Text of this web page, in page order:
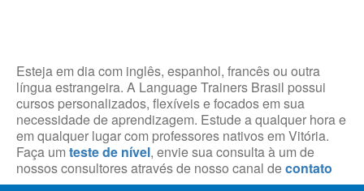
Esteja em dia com inglês, espanhol, francês ou outra
língua estrangeira. A Language Trainers Brasil possui
cursos personalizados, flexíveis e focados em sua
necessidade de aprendizagem. Estude a qualquer hora e
em qualquer lugar com professores nativos em Vitória.
Faça um teste de nível, envie sua consulta à um de
nossos consultores através de nosso canal decontato